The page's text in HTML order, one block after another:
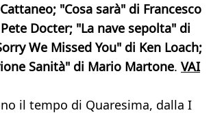
"Cosa sarà" di Francesco
Docter; "La nave sepolta" di
We Missed You" di Ken Loach;
Sanità" di Mario Martone. VAI
il tempo di Quaresima, dalla I